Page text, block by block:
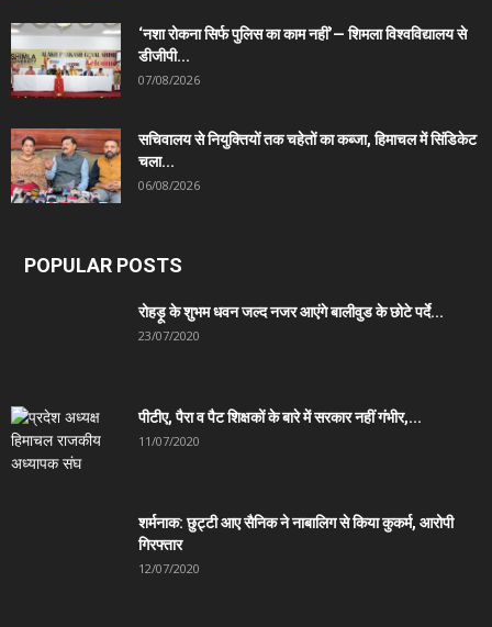
‘नशा रोकना सिर्फ पुलिस का काम नहीं’— शिमला विश्वविद्यालय से
डीजीपी...
07/08/2026
सचिवालय से नियुक्तियों तक चहेतों का कब्जा, हिमाचल में सिंडिकेट
चला...
06/08/2026
POPULAR POSTS
रोहड़ू के शुभम धवन जल्द नजर आएंगे बालीवुड के छोटे पर्दे...
23/07/2020
पीटीए, पैरा व पैट शिक्षकों के बारे में सरकार नहीं गंभीर,...
11/07/2020
शर्मनाक: छुट्टी आए सैनिक ने नाबालिग से किया कुकर्म, आरोपी
गिरफ्तार
12/07/2020